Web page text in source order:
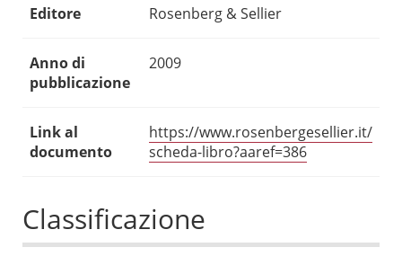
Editore Rosenberg & Sellier
Anno di
pubblicazione
2009
Link al
documento
https://www.rosenbergesellier.it/
scheda-libro?aaref=386
Classificazione